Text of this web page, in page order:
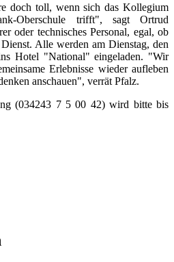
doch toll, wenn sich das Kollegium
Oberschule trifft", sagt Ortrud
oder technisches Personal, egal, ob
Alle werden am Dienstag, den
Hotel "National" eingeladen. "Wir
Erlebnisse wieder aufleben
anschauen", verrät Pfalz.
(034243 7 5 00 42) wird bitte bis